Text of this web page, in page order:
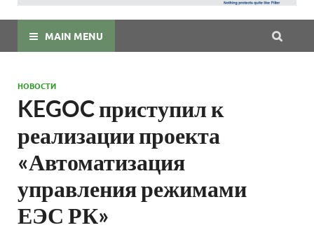
MAIN MENU
НОВОСТИ
KEGOC приступил к
реализации проекта
«Автоматизация
управления режимами
ЕЭС РК»